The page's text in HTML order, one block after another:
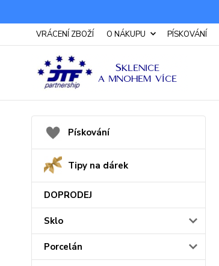
VRÁCENÍ ZBOŽÍ O NÁKUPU PÍSKOVÁNÍ
Pískování
Tipy na dárek
DOPRODEJ
Sklo
Porcelán